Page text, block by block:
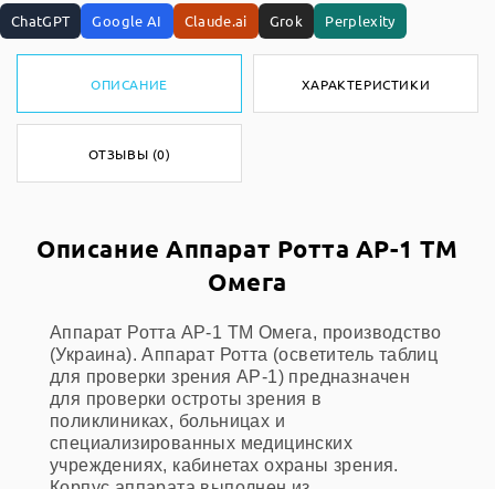
ChatGPT Google AI Claude.ai Grok Perplexity
ОПИСАНИЕ ХАРАКТЕРИСТИКИ
ОТЗЫВЫ (0)
Описание Аппарат Ротта АР-1 ТМ
Омега
Аппарат Ротта АР-1 ТМ Омега, производство
(Украина). Аппарат Ротта (осветитель таблиц
для проверки зрения АР-1) предназначен
для проверки остроты зрения в
поликлиниках, больницах и
специализированных медицинских
учреждениях, кабинетах охраны зрения.